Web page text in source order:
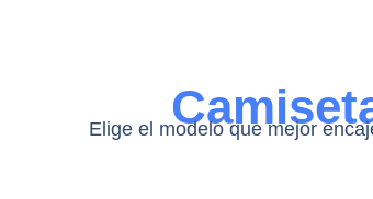
Elige el modelo que mejor